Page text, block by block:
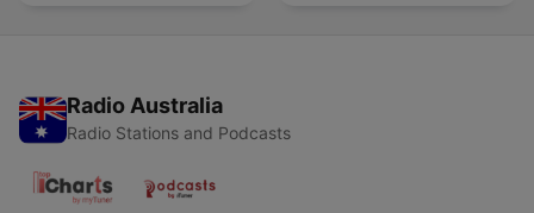
Radio Australia
Radio Stations and Podcasts